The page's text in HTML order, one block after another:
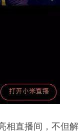
相直播间，不但解